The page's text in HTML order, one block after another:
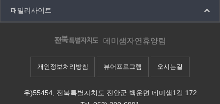
패밀리사이트
데미샘자연휴양림
개인정보처리방침 뷰어프로그램 오시는길
우)55454, 전북특별자치도 진안군 백운면 데미샘1길 172